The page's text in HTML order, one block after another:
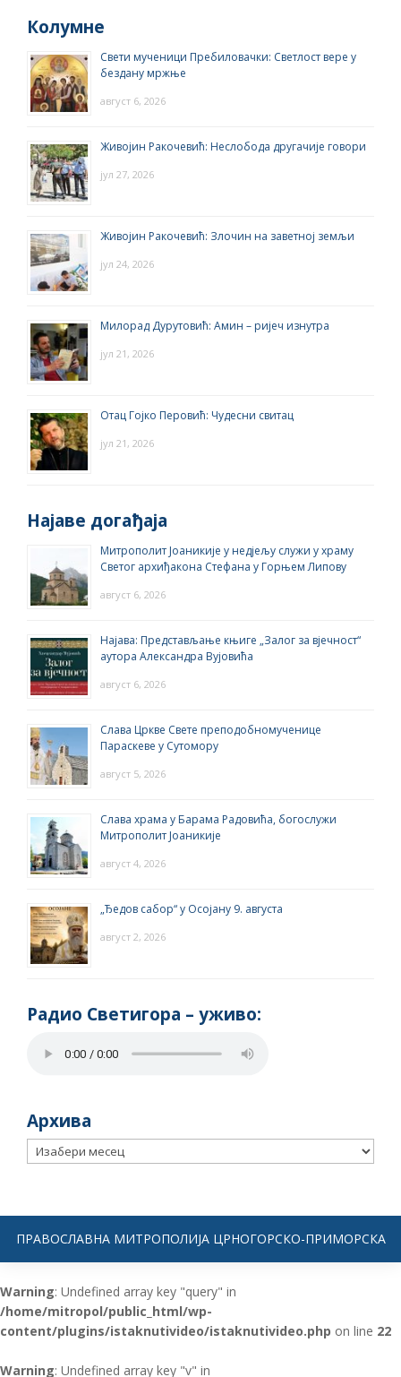
Колумне
Свети мученици Пребиловачки: Светлост вере у
бездану мржње
август 6, 2026
Живојин Ракочевић: Неслобода другачије говори
јул 27, 2026
Живојин Ракочевић: Злочин на заветној земљи
јул 24, 2026
Милорад Дурутовић: Амин – ријеч изнутра
јул 21, 2026
Отац Гојко Перовић: Чудесни свитац
јул 21, 2026
Најаве догађаја
Митрополит Јоаникије у недјељу служи у храму
Светог архиђакона Стефана у Горњем Липову
август 6, 2026
Најава: Представљање књиге „Залог за вјечност“
аутора Александра Вујовића
август 6, 2026
Слава Цркве Свете преподобномученице
Параскеве у Сутомору
август 5, 2026
Слава храма у Барама Радовића, богослужи
Митрополит Јоаникије
август 4, 2026
„Ђедов сабор“ у Осојану 9. августа
август 2, 2026
Радио Светигора – yживо:
Архива
Архива
ПРАВОСЛАВНА МИТРОПОЛИЈА ЦРНОГОРСКО-ПРИМОРСКА
Warning: Undefined array key "query" in
/home/mitropol/public_html/wp-
content/plugins/istaknutivideo/istaknutivideo.php on line 22
Warning: Undefined array key "v" in